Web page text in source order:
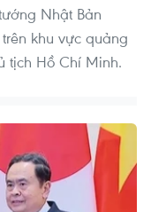
Nhật Bản
khu vực quảng
tịch Hồ Chí Minh.